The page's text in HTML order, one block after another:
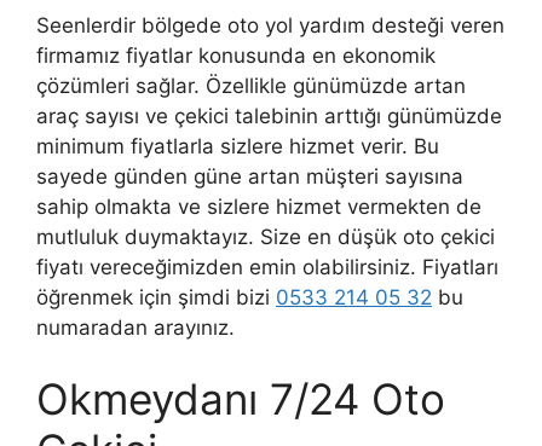
Seenlerdir bölgede oto yol yardım desteği veren
firmamız fiyatlar konusunda en ekonomik
çözümleri sağlar. Özellikle günümüzde artan
araç sayısı ve çekici talebinin arttığı günümüzde
minimum fiyatlarla sizlere hizmet verir. Bu
sayede günden güne artan müşteri sayısına
sahip olmakta ve sizlere hizmet vermekten de
mutluluk duymaktayız. Size en düşük oto çekici
fiyatı vereceğimizden emin olabilirsiniz. Fiyatları
öğrenmek için şimdi bizi 0533 214 05 32 bu
numaradan arayınız.
Okmeydanı 7/24 Oto